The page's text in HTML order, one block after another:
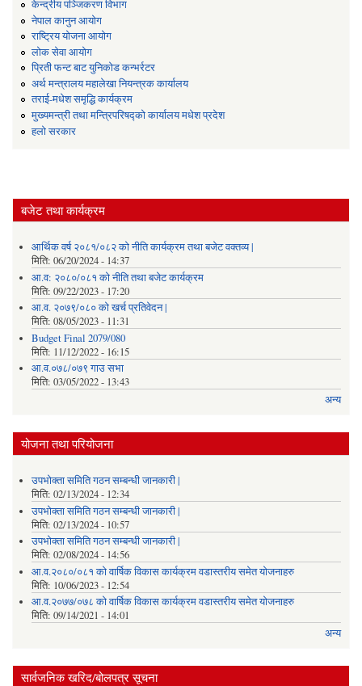
केन्द्रीय पञ्जिकरण विभाग
नेपाल कानुन आयोग
राष्ट्रिय योजना आयोग
लोक सेवा आयोग
प्रिती फन्ट बाट युनिकोड कन्भर्रटर
अर्थ मन्त्रालय महालेखा नियन्त्रक कार्यालय
तराई-मधेश समृद्धि कार्यक्रम
मुख्यमन्त्री तथा मन्त्रिपरिषद्को कार्यालय मधेश प्रदेश
हलो सरकार
बजेट तथा कार्यक्रम
आर्थिक वर्ष २०८१/०८२ को नीति कार्यक्रम तथा बजेट वक्तव्य |
मिति: 06/20/2024 - 14:37
आ.व: २०८०/०८१ को नीति तथा बजेट कार्यक्रम
मिति: 09/22/2023 - 17:20
आ.व. २०७९/०८० को खर्च प्रतिवेदन |
मिति: 08/05/2023 - 11:31
Budget Final 2079/080
मिति: 11/12/2022 - 16:15
आ.व.०७८/०७९ गाउ सभा
मिति: 03/05/2022 - 13:43
अन्य
योजना तथा परियोजना
उपभोक्ता समिति गठन सम्बन्धी जानकारी |
मिति: 02/13/2024 - 12:34
उपभोक्ता समिति गठन सम्बन्धी जानकारी |
मिति: 02/13/2024 - 10:57
उपभोक्ता समिति गठन सम्बन्धी जानकारी |
मिति: 02/08/2024 - 14:56
आ.व.२०८०/०८१ को वार्षिक विकास कार्यक्रम वडास्तरीय समेत योजनाहरु
मिति: 10/06/2023 - 12:54
आ.व.२०७७/०७८ को वार्षिक विकास कार्यक्रम वडास्तरीय समेत योजनाहरु
मिति: 09/14/2021 - 14:01
अन्य
सार्वजनिक खरिद/बोलपत्र सूचना